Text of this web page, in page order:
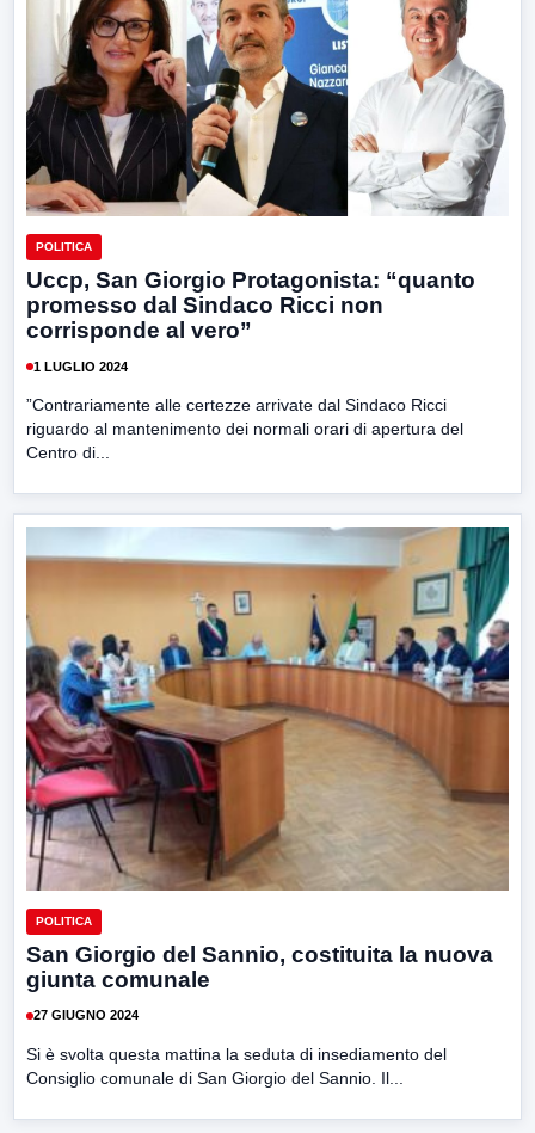
POLITICA
Uccp, San Giorgio Protagonista: “quanto
promesso dal Sindaco Ricci non
corrisponde al vero”
1 LUGLIO 2024
”Contrariamente alle certezze arrivate dal Sindaco Ricci
riguardo al mantenimento dei normali orari di apertura del
Centro di...
POLITICA
San Giorgio del Sannio, costituita la nuova
giunta comunale
27 GIUGNO 2024
Si è svolta questa mattina la seduta di insediamento del
Consiglio comunale di San Giorgio del Sannio. Il...